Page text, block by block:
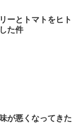
ーとトマトをヒト
た件
が悪くなってきた